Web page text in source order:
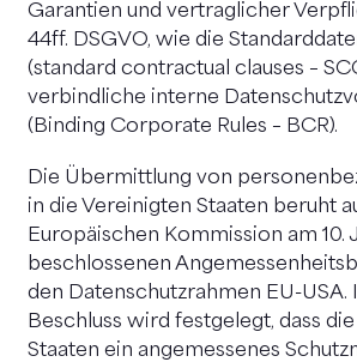
Garantien und vertraglicher
44ff. DSGVO, wie die
(standard contractual clauses –
verbindliche interne
(Binding Corporate Rules – BCR).
Die Übermittlung von
in die Vereinigten Staaten beruht
Europäischen Kommission am 10.
beschlossenen
den Datenschutzrahmen EU-USA.
Beschluss wird festgelegt, dass
Staaten ein angemessenes